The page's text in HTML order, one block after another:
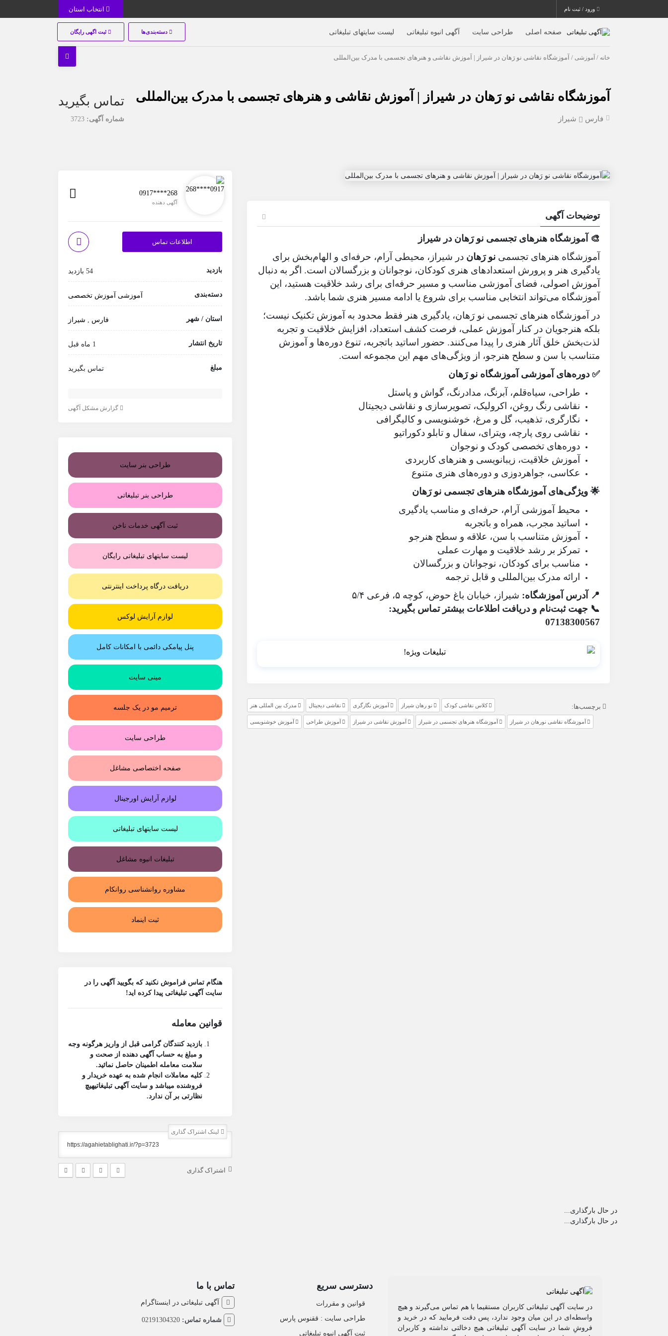
ورود / ثبت نام
صفحه اصلی طراحی سایت آگهی انبوه تبلیغاتی لیست سایتهای تبلیغاتی دسته‌بندی‌ها ثبت اگهی رایگان
خانه / آموزشی / آموزشگاه نقاشی نو رَهان در شیراز | آموزش نقاشی و هنرهای تجسمی با مدرک بین‌المللی
آموزشگاه نقاشی نو رَهان در شیراز | آموزش نقاشی و هنرهای تجسمی با مدرک بین‌المللی
فارس شیراز
تماس بگیرید
شماره آگهی: 3723
توضیحات آگهی
🎨 آموزشگاه هنرهای تجسمی نو رَهان در شیراز
آموزشگاه هنرهای تجسمی نو رَهان در شیراز، محیطی آرام، حرفه‌ای و الهام‌بخش برای
یادگیری هنر و پرورش استعدادهای هنری کودکان، نوجوانان و بزرگسالان است. اگر به دنبال
آموزش اصولی، فضای آموزشی مناسب و مسیر حرفه‌ای برای رشد خلاقیت هستید، این
آموزشگاه می‌تواند انتخابی مناسب برای شروع یا ادامه مسیر هنری شما باشد.
در آموزشگاه هنرهای تجسمی نو رَهان، یادگیری هنر فقط محدود به آموزش تکنیک نیست؛
بلکه هنرجویان در کنار آموزش عملی، فرصت کشف استعداد، افزایش خلاقیت و تجربه
لذت‌بخش خلق آثار هنری را پیدا می‌کنند. حضور اساتید باتجربه، تنوع دوره‌ها و آموزش
متناسب با سن و سطح هنرجو، از ویژگی‌های مهم این مجموعه است.
✅ دوره‌های آموزشی آموزشگاه نو رَهان
طراحی، سیاه‌قلم، آبرنگ، مدادرنگ، گواش و پاستل
نقاشی رنگ روغن، اکرولیک، تصویرسازی و نقاشی دیجیتال
نگارگری، تذهیب، گل و مرغ، خوشنویسی و کالیگرافی
نقاشی روی پارچه، ویترای، سفال و تابلو دکوراتیو
دوره‌های تخصصی کودک و نوجوان
آموزش خلاقیت، زیبانویسی و هنرهای کاربردی
عکاسی، جواهردوزی و دوره‌های هنری متنوع
🌟 ویژگی‌های آموزشگاه هنرهای تجسمی نو رَهان
محیط آموزشی آرام، حرفه‌ای و مناسب یادگیری
اساتید مجرب، همراه و باتجربه
آموزش متناسب با سن، علاقه و سطح هنرجو
تمرکز بر رشد خلاقیت و مهارت عملی
مناسب برای کودکان، نوجوانان و بزرگسالان
ارائه مدرک بین‌المللی و قابل ترجمه
📍 آدرس آموزشگاه: شیراز، خیابان باغ حوض، کوچه ۵، فرعی ۵/۴
📞 جهت ثبت‌نام و دریافت اطلاعات بیشتر تماس بگیرید:
07138300567
برچسب‌ها: کلاس نقاشی کودک نو رهان شیراز آموزش نگارگری نقاشی دیجیتال مدرک بین المللی هنر
آموزشگاه نقاشی نورهان در شیراز آموزشگاه هنرهای تجسمی در شیراز آموزش نقاشی در شیراز آموزش طراحی آموزش خوشنویسی
0917****268
آگهی دهنده
اطلاعات تماس
بازدید 54 بازدید
دسته‌بندی آموزشی آموزش تخصصی
استان / شهر فارس شیراز
تاریخ انتشار 1 ماه قبل
مبلغ تماس بگیرید
گزارش مشکل آگهی
طراحی بنر سایت
طراحی بنر تبلیغاتی
ثبت آگهی خدمات ناخن
لیست سایتهای تبلیغاتی رایگان
دریافت درگاه پرداخت اینترنتی
لوازم آرایش لوکس
پنل پیامکی دائمی با امکانات کامل
مینی سایت
ترمیم مو در یک جلسه
طراحی سایت
صفحه اختصاصی مشاغل
لوازم آرایش اورجینال
لیست سایتهای تبلیغاتی
تبلیغات انبوه مشاغل
مشاوره روانشناسی روانکام
ثبت اینماد
هنگام تماس فراموش نکنید که بگویید آگهی را در
سایت آگهی تبلیغاتی پیدا کرده اید!
قوانین معامله
بازدید کنندگان گرامی قبل از واریز هرگونه وجه
و مبلغ به حساب آگهی دهنده از صحت و
سلامت معامله اطمینان حاصل نمائید.
کلیه معاملات انجام شده به عهده خریدار و
فروشنده میباشد و سایت آگهی تبلیغاتیهیچ
نظارتی بر آن ندارد.
لینک اشتراک گذاری
اشتراک گذاری
در حال بارگذاری...
در حال بارگذاری...
در سایت آگهی تبلیغاتی کاربران مستقیما با هم تماس می‌گیرند و هیچ
واسطه‌ای در این میان وجود ندارد، پس دقت فرمایید که در خرید و
فروشِ شما در سایت آگهی تبلیغاتی هیچ دخالتی نداشته و کاربران
دسترسی سریع
قوانین و مقررات
طراحی سایت : ققنوس پارس
ثبت آگهی انبوه تبلیغاتی
تماس با ما
آگهی تبلیغاتی در اینستاگرام
شماره تماس: 02191304320